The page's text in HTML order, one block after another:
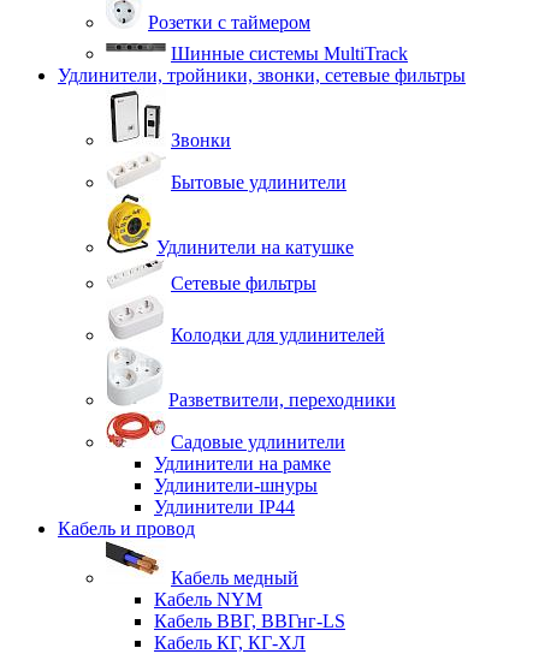
Розетки с таймером
Шинные системы MultiTrack
Удлинители, тройники, звонки, сетевые фильтры
Звонки
Бытовые удлинители
Удлинители на катушке
Сетевые фильтры
Колодки для удлинителей
Разветвители, переходники
Садовые удлинители
Удлинители на рамке
Удлинители-шнуры
Удлинители IP44
Кабель и провод
Кабель медный
Кабель NYM
Кабель ВВГ, ВВГнг-LS
Кабель КГ, КГ-ХЛ